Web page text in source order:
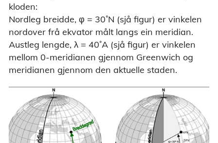
kloden:
Nordleg breidde, φ = 30˚N (sjå figur) er vinkelen
nordover frå ekvator målt langs ein meridian.
Austleg lengde, λ = 40˚A (sjå figur) er vinkelen
mellom 0-meridianen gjennom Greenwich og
meridianen gjennom den aktuelle staden.